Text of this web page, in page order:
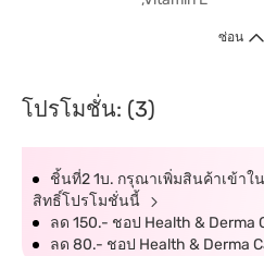
ซ่อน
โปรโมชั่น: (3)
ชิ้นที่2 1บ. กรุณาเพิ่มสินค้าเข้าใ
สิทธิ์โปรโมชั่นนี้
ลด 150.- ชอป Health & Derma
ลด 80.- ชอป Health & Derma